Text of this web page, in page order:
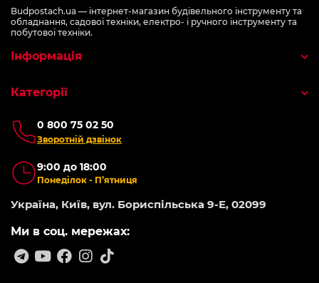
Budpostach.ua — інтернет-магазин будівельного інструменту та
обладнання, садової техніки, електро- і ручного інструменту та
побутової техніки.
0 800 75 02 50
Зворотній дзвінок
9:00 до 18:00
Понеділок - П’ятниця
Україна, Київ, вул. Бориспільська 9-Е, 02099
Ми в соц. мережах:
Інформація
Категорії